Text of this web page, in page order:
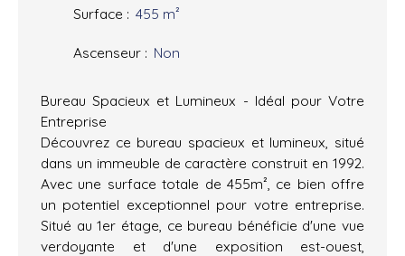
Surface : 455 m²
Ascenseur : Non
Bureau Spacieux et Lumineux - Idéal pour Votre
Entreprise
Découvrez ce bureau spacieux et lumineux, situé
dans un immeuble de caractère construit en 1992.
Avec une surface totale de 455m², ce bien offre
un potentiel exceptionnel pour votre entreprise.
Situé au 1er étage, ce bureau bénéficie d'une vue
verdoyante et d'une exposition est-ouest,